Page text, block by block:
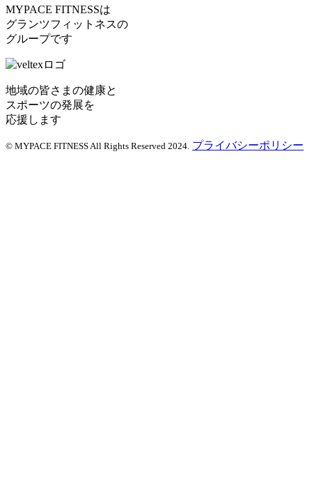
MYPACE FITNESSは
グランツフィットネスの
グループです
地域の皆さまの健康と
スポーツの発展を
応援します
© MYPACE FITNESS All Rights Reserved 2024. プライバシーポリシー